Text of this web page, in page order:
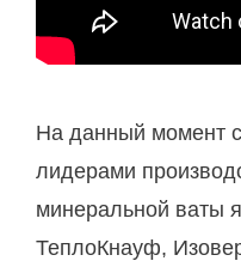
На данный момент
лидерами
минеральной ваты
ТеплоКнауф,